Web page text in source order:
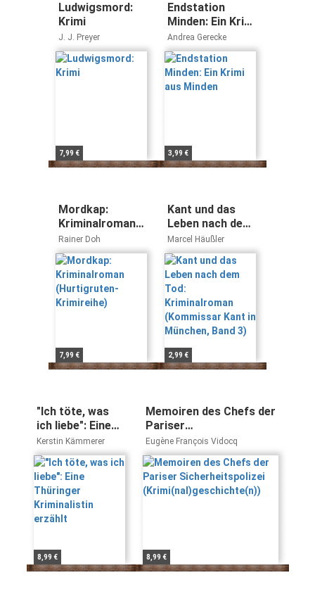
Ludwigsmord:
Krimi
J. J. Preyer
7,99 €
Endstation
Minden: Ein Krimi
aus Minden
Andrea Gerecke
3,99 €
Mordkap:
Kriminalroman
(Hurtigruten-
Krimireihe)
Rainer Doh
7,99 €
Kant und das
Leben nach dem
Tod:
Kriminalroman
(Kommissar
Kant in
München, Band
3)
Marcel Häußler
2,99 €
"Ich töte, was
ich liebe": Eine
Thüringer
Kriminalistin
erzählt
Kerstin Kämmerer
8,99 €
Memoiren des Chefs der
Pariser
Sicherheitspolizei
(Krimi(nal)geschichte(n))
Eugène François Vidocq
8,99 €